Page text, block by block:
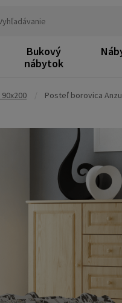
Bukový
nábytok
Posteľ borovica